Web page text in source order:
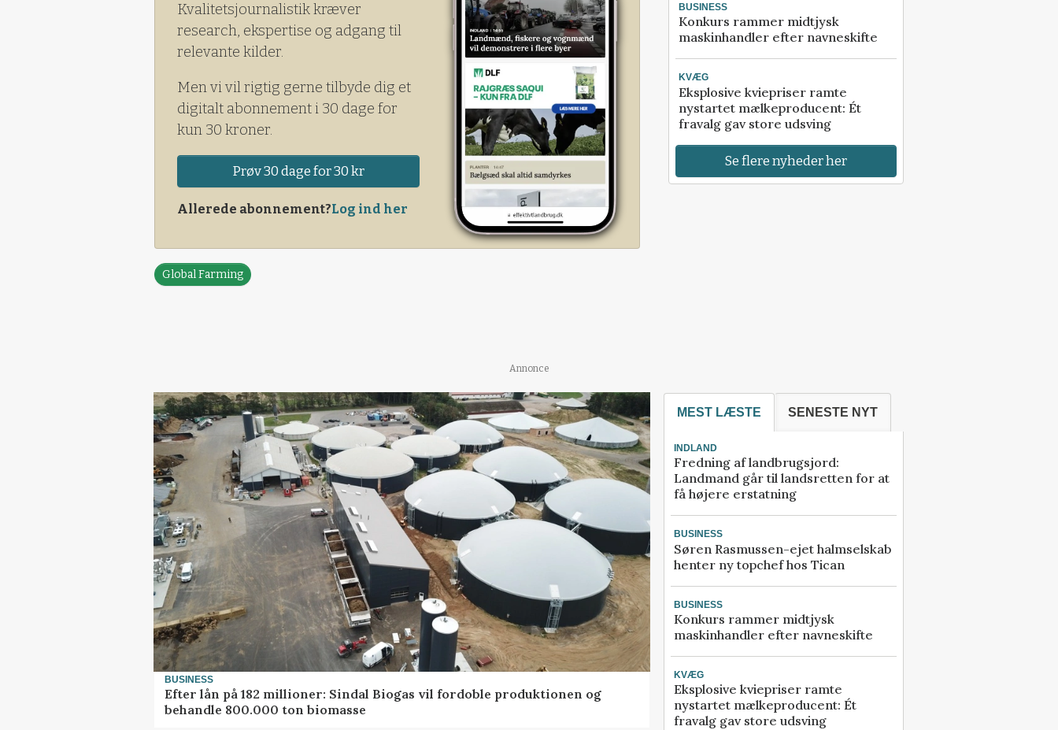
Kvalitetsjournalistik kræver
research, ekspertise og adgang til
relevante kilder.
Men vi vil rigtig gerne tilbyde dig et
digitalt abonnement i 30 dage for
kun 30 kroner.
Prøv 30 dage for 30 kr
Allerede abonnement?Log ind her
Global Farming
BUSINESS
Konkurs rammer midtjysk
maskinhandler efter navneskifte
KVÆG
Eksplosive kviepriser ramte
nystartet mælkeproducent: Ét
fravalg gav store udsving
Se flere nyheder her
Annonce
BUSINESS
Efter lån på 182 millioner: Sindal Biogas vil fordoble produktionen og
behandle 800.000 ton biomasse
MEST LÆSTE SENESTE NYT
INDLAND
Fredning af landbrugsjord:
Landmand går til landsretten for at
få højere erstatning
BUSINESS
Søren Rasmussen-ejet halmselskab
henter ny topchef hos Tican
BUSINESS
Konkurs rammer midtjysk
maskinhandler efter navneskifte
KVÆG
Eksplosive kviepriser ramte
nystartet mælkeproducent: Ét
fravalg gav store udsving